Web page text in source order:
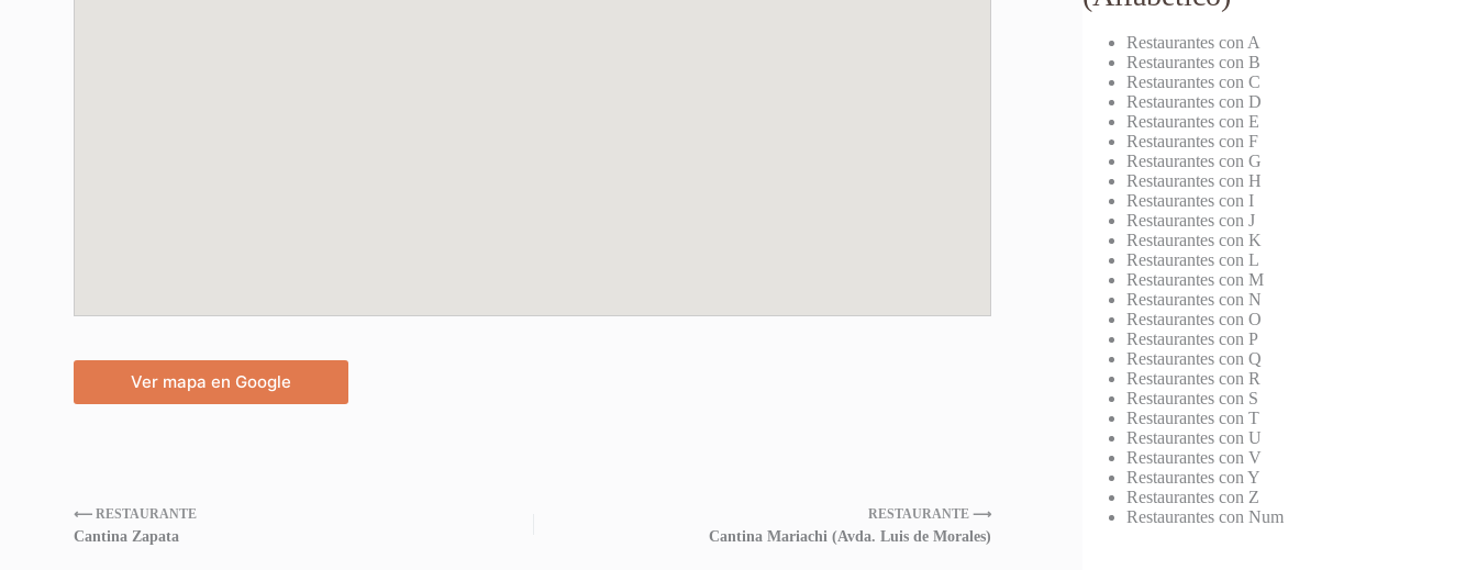
Ver mapa en Google
⟵ RESTAURANTE
Cantina Zapata
RESTAURANTE ⟶
Cantina Mariachi (Avda. Luis de Morales)
Restaurantes con A
Restaurantes con B
Restaurantes con C
Restaurantes con D
Restaurantes con E
Restaurantes con F
Restaurantes con G
Restaurantes con H
Restaurantes con I
Restaurantes con J
Restaurantes con K
Restaurantes con L
Restaurantes con M
Restaurantes con N
Restaurantes con O
Restaurantes con P
Restaurantes con Q
Restaurantes con R
Restaurantes con S
Restaurantes con T
Restaurantes con U
Restaurantes con V
Restaurantes con Y
Restaurantes con Z
Restaurantes con Num